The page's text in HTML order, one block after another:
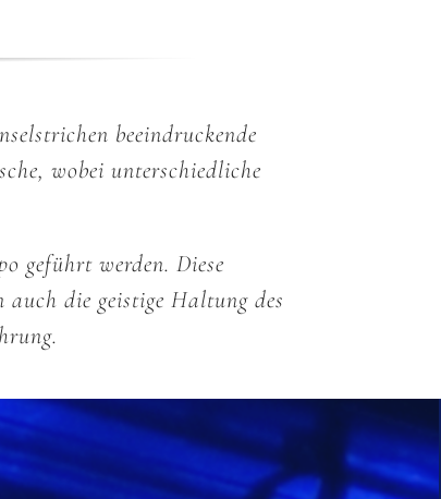
beeindruckende
wobei unterschiedliche
geführt werden. Diese
die geistige Haltung des